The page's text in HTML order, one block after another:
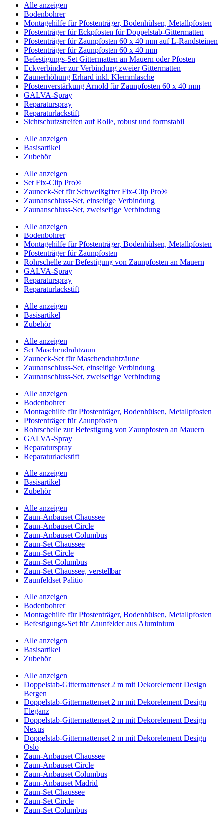
Alle anzeigen
Bodenbohrer
Montagehilfe für Pfostenträger, Bodenhülsen, Metallpfosten
Pfostenträger für Eckpfosten für Doppelstab-Gittermatten
Pfostenträger für Zaunpfosten 60 x 40 mm auf L-Randsteinen
Pfostenträger für Zaunpfosten 60 x 40 mm
Befestigungs-Set Gittermatten an Mauern oder Pfosten
Eckverbinder zur Verbindung zweier Gittermatten
Zaunerhöhung Erhard inkl. Klemmlasche
Pfostenverstärkung Arnold für Zaunpfosten 60 x 40 mm
GALVA-Spray
Reparaturspray
Reparaturlackstift
Sichtschutzstreifen auf Rolle, robust und formstabil
Alle anzeigen
Basisartikel
Zubehör
Alle anzeigen
Set Fix-Clip Pro®
Zauneck-Set für Schweißgitter Fix-Clip Pro®
Zaunanschluss-Set, einseitige Verbindung
Zaunanschluss-Set, zweiseitige Verbindung
Alle anzeigen
Bodenbohrer
Montagehilfe für Pfostenträger, Bodenhülsen, Metallpfosten
Pfostenträger für Zaunpfosten
Rohrschelle zur Befestigung von Zaunpfosten an Mauern
GALVA-Spray
Reparaturspray
Reparaturlackstift
Alle anzeigen
Basisartikel
Zubehör
Alle anzeigen
Set Maschendrahtzaun
Zauneck-Set für Maschendrahtzäune
Zaunanschluss-Set, einseitige Verbindung
Zaunanschluss-Set, zweiseitige Verbindung
Alle anzeigen
Bodenbohrer
Montagehilfe für Pfostenträger, Bodenhülsen, Metallpfosten
Pfostenträger für Zaunpfosten
Rohrschelle zur Befestigung von Zaunpfosten an Mauern
GALVA-Spray
Reparaturspray
Reparaturlackstift
Alle anzeigen
Basisartikel
Zubehör
Alle anzeigen
Zaun-Anbauset Chaussee
Zaun-Anbauset Circle
Zaun-Anbauset Columbus
Zaun-Set Chaussee
Zaun-Set Circle
Zaun-Set Columbus
Zaun-Set Chaussee, verstellbar
Zaunfeldset Palitio
Alle anzeigen
Bodenbohrer
Montagehilfe für Pfostenträger, Bodenhülsen, Metallpfosten
Befestigungs-Set für Zaunfelder aus Aluminium
Alle anzeigen
Basisartikel
Zubehör
Alle anzeigen
Doppelstab-Gittermattenset 2 m mit Dekorelement Design
Bergen
Doppelstab-Gittermattenset 2 m mit Dekorelement Design
Eleganz
Doppelstab-Gittermattenset 2 m mit Dekorelement Design
Nexus
Doppelstab-Gittermattenset 2 m mit Dekorelement Design
Oslo
Zaun-Anbauset Chaussee
Zaun-Anbauset Circle
Zaun-Anbauset Columbus
Zaun-Anbauset Madrid
Zaun-Set Chaussee
Zaun-Set Circle
Zaun-Set Columbus